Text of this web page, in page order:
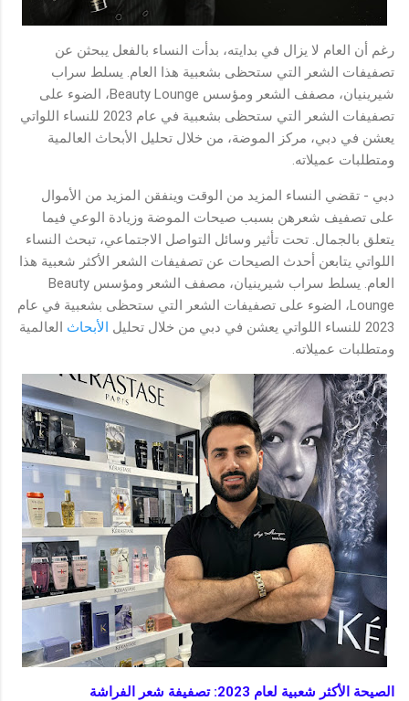
رغم أن العام لا يزال في بدايته، بدأت النساء بالفعل يبحثن عن
تصفيفات الشعر التي ستحظى بشعبية هذا العام. يسلط سراب
شيرينيان، مصفف الشعر ومؤسس Beauty Lounge، الضوء على
تصفيفات الشعر التي ستحظى بشعبية في عام 2023 للنساء اللواتي
يعشن في دبي، مركز الموضة، من خلال تحليل الأبحاث العالمية
ومتطلبات عميلاته.
دبي - تقضي النساء المزيد من الوقت وينفقن المزيد من الأموال
على تصفيف شعرهن بسبب صيحات الموضة وزيادة الوعي فيما
يتعلق بالجمال. تحت تأثير وسائل التواصل الاجتماعي، تبحث النساء
اللواتي يتابعن أحدث الصيحات عن تصفيفات الشعر الأكثر شعبية هذا
العام. يسلط سراب شيرينيان، مصفف الشعر ومؤسس Beauty
Lounge، الضوء على تصفيفات الشعر التي ستحظى بشعبية في عام
2023 للنساء اللواتي يعشن في دبي من خلال تحليل
الأبحاث العالمية
ومتطلبات عميلاته.
الصيحة الأكثر شعبية لعام 2023: تصفيفة شعر الفراشة